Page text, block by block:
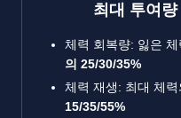
최대 투여량
체력 회복량: 잃은
의 25/30/35%
체력 재생: 최대 체
15/35/55%